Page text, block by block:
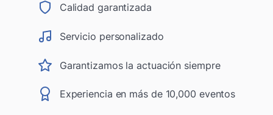
Calidad garantizada
Servicio personalizado
Garantizamos la actuación siempre
Experiencia en más de 10,000 eventos